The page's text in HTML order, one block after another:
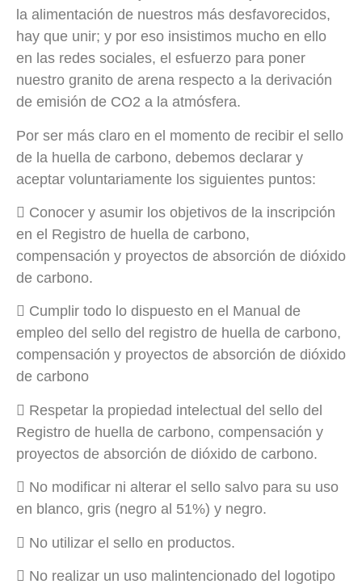
la alimentación de nuestros más desfavorecidos,
hay que unir; y por eso insistimos mucho en ello
en las redes sociales, el esfuerzo para poner
nuestro granito de arena respecto a la derivación
de emisión de CO2 a la atmósfera.
Por ser más claro en el momento de recibir el sello
de la huella de carbono, debemos declarar y
aceptar voluntariamente los siguientes puntos:
 Conocer y asumir los objetivos de la inscripción
en el Registro de huella de carbono,
compensación y proyectos de absorción de dióxido
de carbono.
 Cumplir todo lo dispuesto en el Manual de
empleo del sello del registro de huella de carbono,
compensación y proyectos de absorción de dióxido
de carbono
 Respetar la propiedad intelectual del sello del
Registro de huella de carbono, compensación y
proyectos de absorción de dióxido de carbono.
 No modificar ni alterar el sello salvo para su uso
en blanco, gris (negro al 51%) y negro.
 No utilizar el sello en productos.
 No realizar un uso malintencionado del logotipo